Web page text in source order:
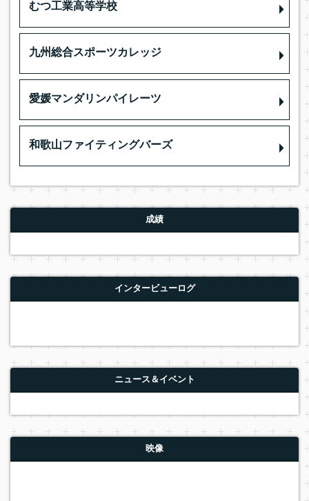
むつ工業高等学校
九州総合スポーツカレッジ
愛媛マンダリンパイレーツ
和歌山ファイティングバーズ
成績
インタービューログ
ニュース＆イベント
映像